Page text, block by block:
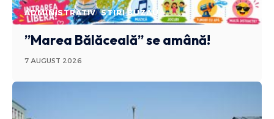
ADMINISTRATIV STIRI BUZAU
”Marea Bălăceală” se amână!
7 AUGUST 2026